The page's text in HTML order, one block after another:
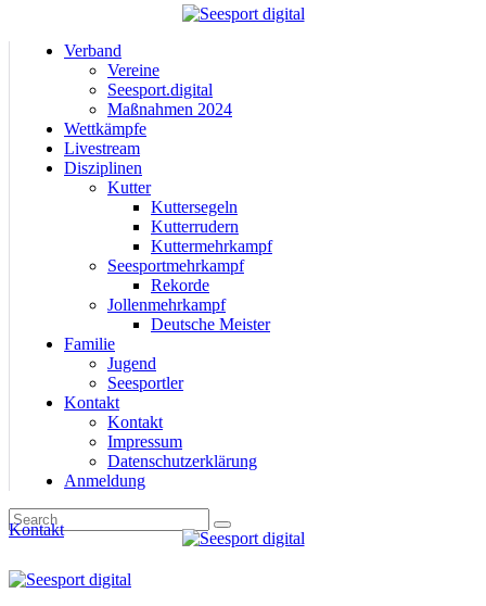
Verband
Vereine
Seesport.digital
Maßnahmen 2024
Wettkämpfe
Livestream
Disziplinen
Kutter
Kuttersegeln
Kutterrudern
Kuttermehrkampf
Seesportmehrkampf
Rekorde
Jollenmehrkampf
Deutsche Meister
Familie
Jugend
Seesportler
Kontakt
Kontakt
Impressum
Datenschutzerklärung
Anmeldung
Kontakt